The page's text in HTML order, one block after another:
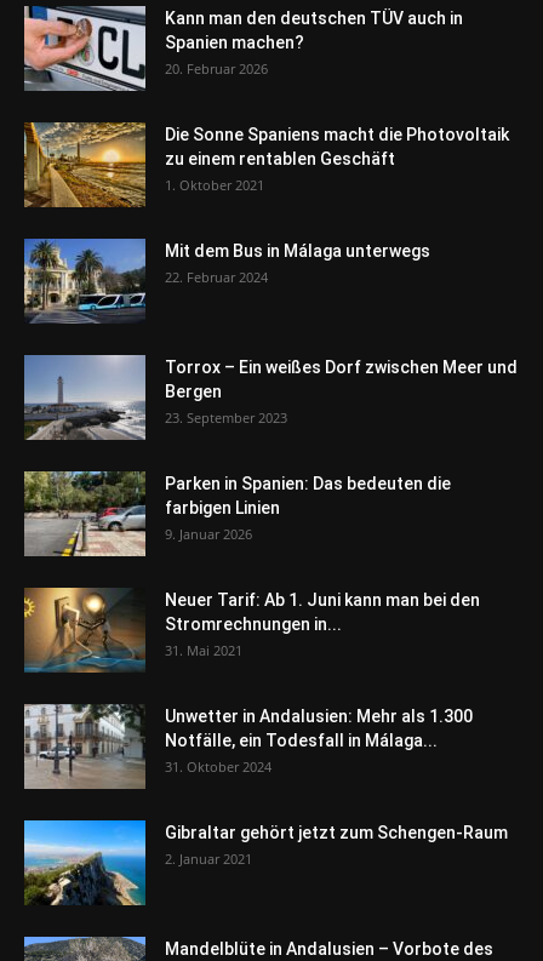
Kann man den deutschen TÜV auch in
Spanien machen?
20. Februar 2026
Die Sonne Spaniens macht die Photovoltaik
zu einem rentablen Geschäft
1. Oktober 2021
Mit dem Bus in Málaga unterwegs
22. Februar 2024
Torrox – Ein weißes Dorf zwischen Meer und
Bergen
23. September 2023
Parken in Spanien: Das bedeuten die
farbigen Linien
9. Januar 2026
Neuer Tarif: Ab 1. Juni kann man bei den
Stromrechnungen in...
31. Mai 2021
Unwetter in Andalusien: Mehr als 1.300
Notfälle, ein Todesfall in Málaga...
31. Oktober 2024
Gibraltar gehört jetzt zum Schengen-Raum
2. Januar 2021
Mandelblüte in Andalusien – Vorbote des